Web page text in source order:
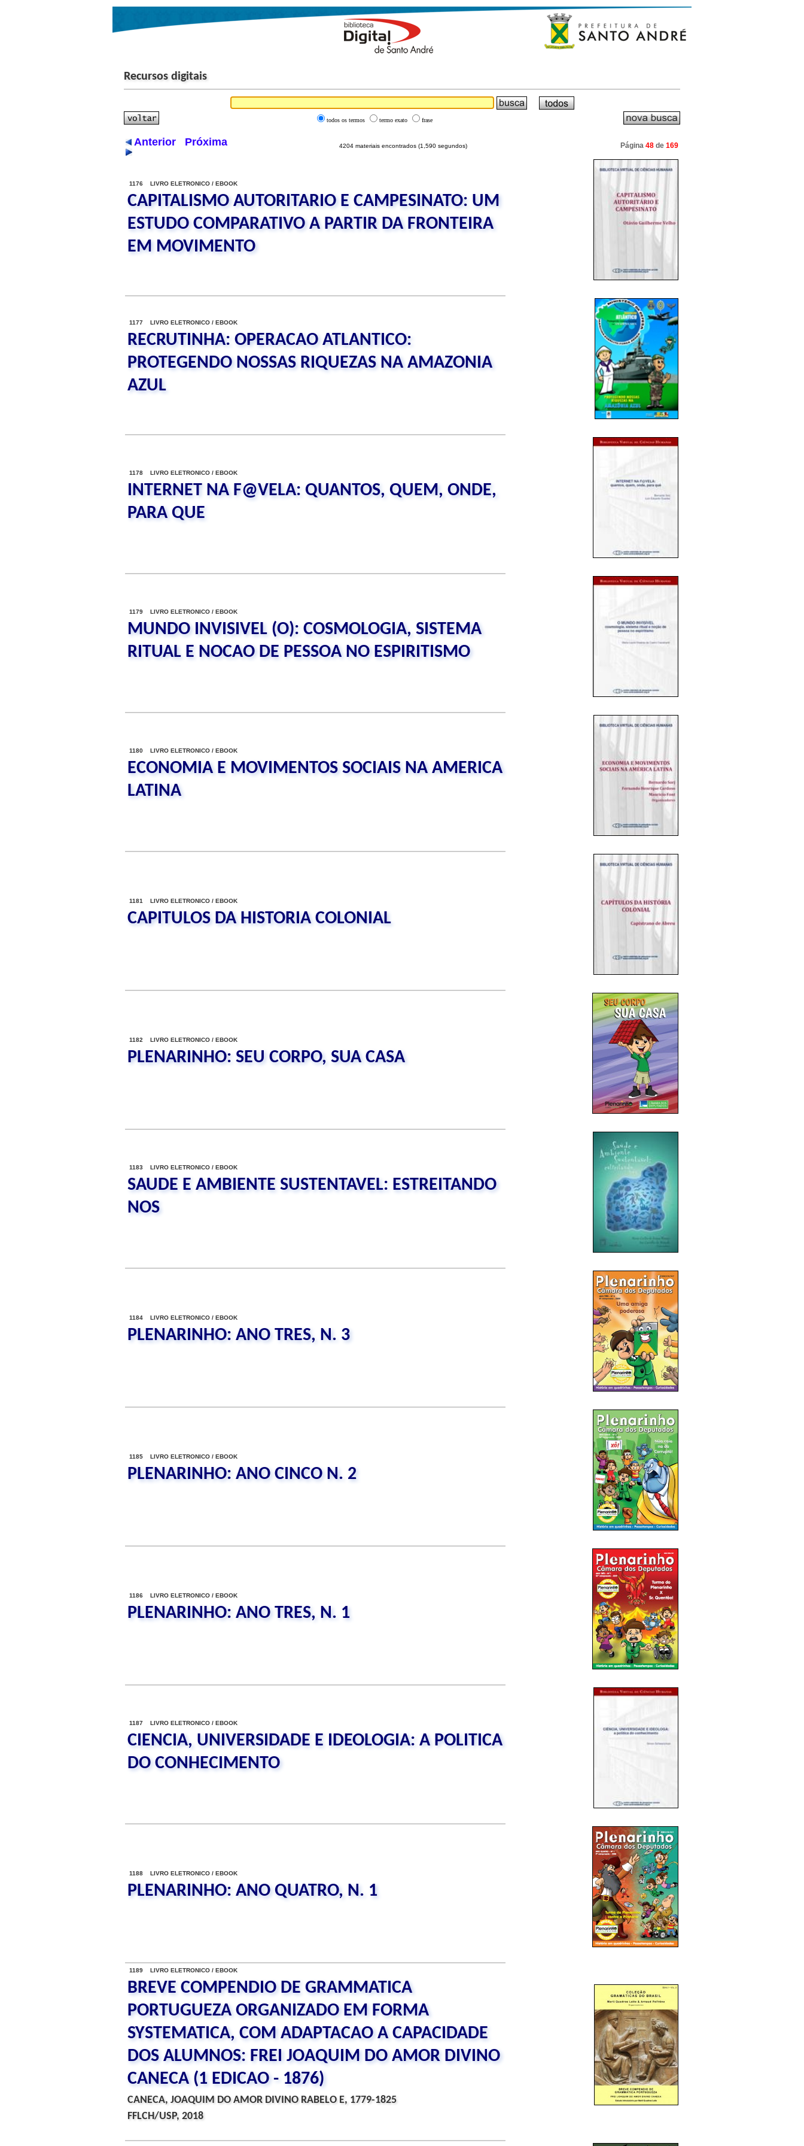
Recursos digitais
todos os termos termo exato frase
Anterior Próxima 4204 materiais encontrados (1,590 segundos) Página 48 de 169
1176 LIVRO ELETRONICO / EBOOK
CAPITALISMO AUTORITARIO E CAMPESINATO: UM
ESTUDO COMPARATIVO A PARTIR DA FRONTEIRA
EM MOVIMENTO
1177 LIVRO ELETRONICO / EBOOK
RECRUTINHA: OPERACAO ATLANTICO:
PROTEGENDO NOSSAS RIQUEZAS NA AMAZONIA
AZUL
1178 LIVRO ELETRONICO / EBOOK
INTERNET NA F@VELA: QUANTOS, QUEM, ONDE,
PARA QUE
1179 LIVRO ELETRONICO / EBOOK
MUNDO INVISIVEL (O): COSMOLOGIA, SISTEMA
RITUAL E NOCAO DE PESSOA NO ESPIRITISMO
1180 LIVRO ELETRONICO / EBOOK
ECONOMIA E MOVIMENTOS SOCIAIS NA AMERICA
LATINA
1181 LIVRO ELETRONICO / EBOOK
CAPITULOS DA HISTORIA COLONIAL
1182 LIVRO ELETRONICO / EBOOK
PLENARINHO: SEU CORPO, SUA CASA
1183 LIVRO ELETRONICO / EBOOK
SAUDE E AMBIENTE SUSTENTAVEL: ESTREITANDO
NOS
1184 LIVRO ELETRONICO / EBOOK
PLENARINHO: ANO TRES, N. 3
1185 LIVRO ELETRONICO / EBOOK
PLENARINHO: ANO CINCO N. 2
1186 LIVRO ELETRONICO / EBOOK
PLENARINHO: ANO TRES, N. 1
1187 LIVRO ELETRONICO / EBOOK
CIENCIA, UNIVERSIDADE E IDEOLOGIA: A POLITICA
DO CONHECIMENTO
1188 LIVRO ELETRONICO / EBOOK
PLENARINHO: ANO QUATRO, N. 1
1189 LIVRO ELETRONICO / EBOOK
BREVE COMPENDIO DE GRAMMATICA
PORTUGUEZA ORGANIZADO EM FORMA
SYSTEMATICA, COM ADAPTACAO A CAPACIDADE
DOS ALUMNOS: FREI JOAQUIM DO AMOR DIVINO
CANECA (1 EDICAO - 1876)
CANECA, JOAQUIM DO AMOR DIVINO RABELO E, 1779-1825
FFLCH/USP, 2018